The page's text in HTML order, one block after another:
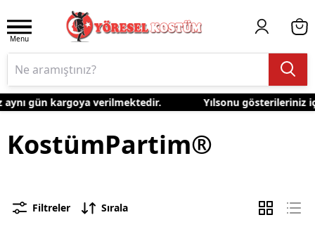
Menu
gün kargoya verilmektedir. Yılsonu gösterileriniz
KostümPartim®
Filtreler Sırala